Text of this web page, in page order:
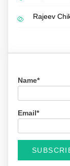
Rajeev
Name*
Email*